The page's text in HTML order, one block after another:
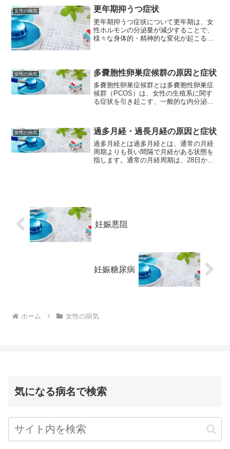
始まることがあります。遅発月経の原因
は、ストレス、体重の変化...
女性の病気 更年期抑うつ症状
更年期抑うつ症状について更年期は、女
性ホルモンの分泌量が減少することで、
様々な身体的・精神的な変化が起こる時
因、症状、治療法、予防法な...
女性の病気 多嚢胞性卵巣症候群の原因と症状
多嚢胞性卵巣症候群とは多嚢胞性卵巣症
候群（PCOS）は、女性の生殖系に関す
る症状を引き起こす、一般的な内分泌障
物）を形成し、それらが卵巣の正常な機
能を妨げることで特徴づ...
女性の病気 過多月経・過長月経の原因と症状
過多月経とは過多月経とは、通常の月経
周期よりも長い間隔で月経がある状態を
指します。通常の月経周期は、28日から
妊娠悪阻
妊娠糖尿病
ホーム 女性の病気
気になる病名で検索